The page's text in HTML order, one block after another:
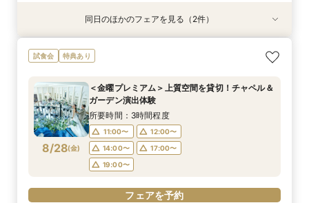
特典あり
8/27(木)
2名様～少人数プラン【送迎付きで安心】一組貸
切でおススメ♪
12:00〜
13:00〜
15:00〜
17:00〜
18:00〜
フェアを予約
8/27(木)
【遠方の方◎オンライン相談会】スマホで簡単！
豪華5大特典付き
12:00〜
13:00〜
15:00〜
17:00〜
18:00〜
フェアを予約
同日のほかのフェアを見る（2件）
試食会 特典あり
8/28(金)
＜金曜プレミアム＞上質空間を貸切！チャペル＆
ガーデン演出体験
所要時間：3時間程度
11:00〜
12:00〜
14:00〜
17:00〜
19:00〜
フェアを予約